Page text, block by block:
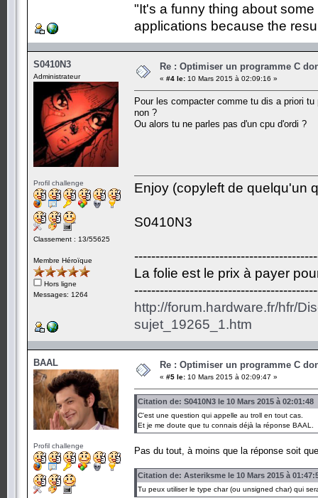
"It's a funny thing about
applications because the
S0410N3
Administrateur
Profil challenge
Classement : 13/55625
Membre Héroïque
Hors ligne
Messages: 1264
Re : Optimiser un programme C
« #4 le: 10 Mars 2015 à 02:09:16 »
Pour les compacter comme tu dis a priori
non ?
Ou alors tu ne parles pas d'un cpu d'ordi ?
Enjoy (copyleft de quelqu'un
S0410N3
La folie est le prix à payer
http://forum.hardware.fr/hfr/
sujet_19265_1.htm
BAAL
Profil challenge
Re : Optimiser un programme C
« #5 le: 10 Mars 2015 à 02:09:47 »
Citation de: S0410N3 le 10 Mars 2015 à 02:01:48
C'est une question qui appelle au troll en tout cas.
Et je me doute que tu connais déjà la réponse BAAL.
Pas du tout, à moins que la réponse soit
Citation de: Asteriksme le 10 Mars 2015 à
Tu peux utiliser le type char (ou unsigned char) qui